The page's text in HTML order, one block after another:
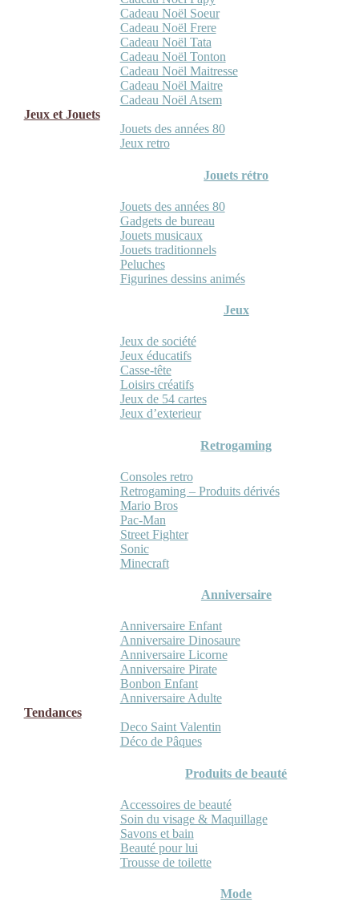
Cadeau Noël Soeur
Cadeau Noël Frere
Cadeau Noël Tata
Cadeau Noël Tonton
Cadeau Noël Maitresse
Cadeau Noël Maitre
Cadeau Noël Atsem
Jeux et Jouets
Jouets des années 80
Jeux retro
Jouets rétro
Jouets des années 80
Gadgets de bureau
Jouets musicaux
Jouets traditionnels
Peluches
Figurines dessins animés
Jeux
Jeux de société
Jeux éducatifs
Casse-tête
Loisirs créatifs
Jeux de 54 cartes
Jeux d’exterieur
Retrogaming
Consoles retro
Retrogaming – Produits dérivés
Mario Bros
Pac-Man
Street Fighter
Sonic
Minecraft
Anniversaire
Anniversaire Enfant
Anniversaire Dinosaure
Anniversaire Licorne
Anniversaire Pirate
Bonbon Enfant
Anniversaire Adulte
Tendances
Deco Saint Valentin
Déco de Pâques
Produits de beauté
Accessoires de beauté
Soin du visage & Maquillage
Savons et bain
Beauté pour lui
Trousse de toilette
Mode